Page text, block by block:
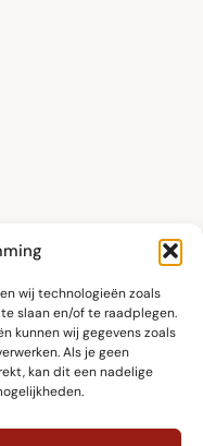
wij technologieën zoals
slaan en/of te raadplegen.
kunnen wij gegevens zoals
Als je geen
kan dit een nadelige